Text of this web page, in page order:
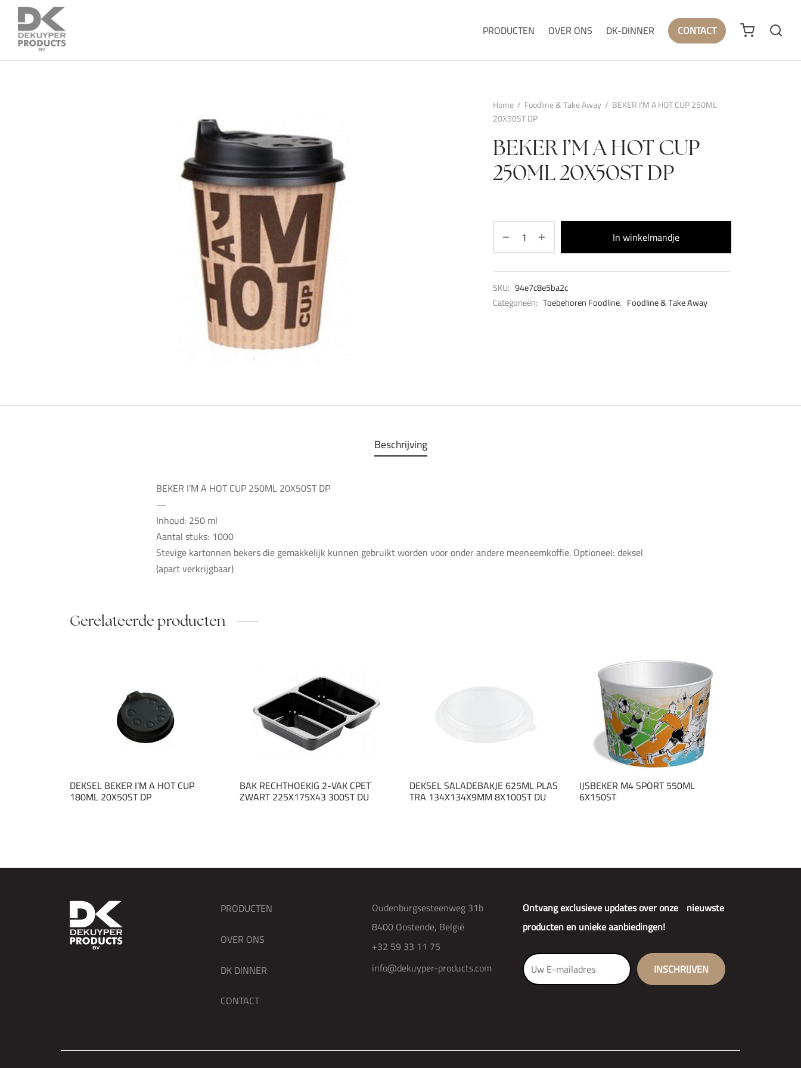
PRODUCTEN OVER ONS DK-DINNER CONTACT
Home / Foodline & Take Away / BEKER I’M A HOT CUP 250ML
20X50ST DP
BEKER I’M A HOT CUP
250ML 20X50ST DP
In winkelmandje
SKU: 94e7c8e5ba2c
Categorieën: Toebehoren Foodline, Foodline & Take Away
Beschrijving
BEKER I’M A HOT CUP 250ML 20X50ST DP
—
Inhoud: 250 ml
Aantal stuks: 1000
Stevige kartonnen bekers die gemakkelijk kunnen gebruikt worden voor onder andere meeneemkoffie. Optioneel: deksel
(apart verkrijgbaar)
Gerelateerde producten
DEKSEL BEKER I’M A HOT CUP
180ML 20X50ST DP
BAK RECHTHOEKIG 2-VAK CPET
ZWART 225X175X43 300ST DU
DEKSEL SALADEBAKJE 625ML PLAS
TRA 134X134X9MM 8X100ST DU
IJSBEKER M4 SPORT 550ML
6X150ST
Ontvang exclusieve updates over onze nieuwste
producten en unieke aanbiedingen!
PRODUCTEN
OVER ONS
DK DINNER
CONTACT
Oudenburgsesteenweg 31b
8400 Oostende, België
+32 59 33 11 75
info@dekuyper-products.com